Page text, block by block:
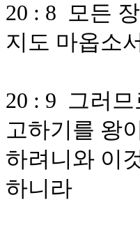
20 : 8 모든
지도 마옵소
20 : 9 그러
고하기를 왕
하려니와 이
하니라